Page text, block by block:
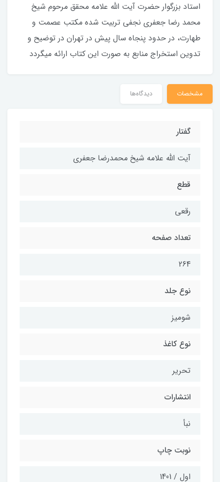
استاد بزرگوار حضرت آیت الله علامه محقق مرحوم شیخ
محمد رضا جعفری نجفی تربیت شده مکتب عصمت و
طهارت، در حدود پنجاه سال پیش در تهران در توضیح و
تدوین استخراج منابع به صورت این کتاب ارائه میگردد
مشخصات دیدگاه‌ها
گفتار
آیت الله علامه شیخ محمدرضا جعفری
قطع
رقعی
تعداد صفحه
264
نوع جلد
شومیز
نوع کاغذ
تحریر
انتشارات
نبأ
نوبت چاپ
اول / 1401